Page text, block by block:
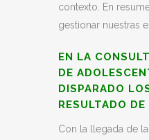
contexto. En
gestionar nuestras
EN LA
DE
DISPARADO
RESULTADO
Con la llegada de